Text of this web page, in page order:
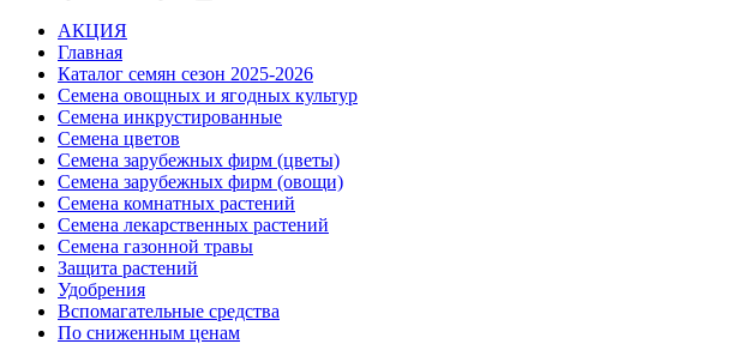
АКЦИЯ
Главная
Каталог семян сезон 2025-2026
Семена овощных и ягодных культур
Семена инкрустированные
Семена цветов
Семена зарубежных фирм (цветы)
Семена зарубежных фирм (овощи)
Семена комнатных растений
Семена лекарственных растений
Семена газонной травы
Защита растений
Удобрения
Вспомагательные средства
По сниженным ценам